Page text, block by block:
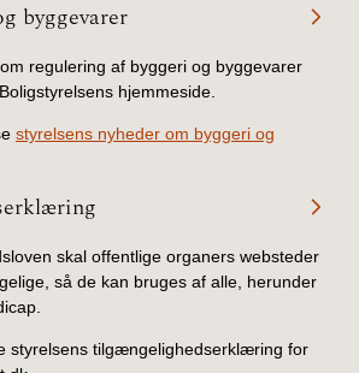
byggevarer
regulering af byggeri og byggevarer
hjemmeside.
styrelsens nyheder om byggeri og
skal offentlige organers websteder
så de kan bruges af alle, herunder
styrelsens tilgængelighedserklæring for